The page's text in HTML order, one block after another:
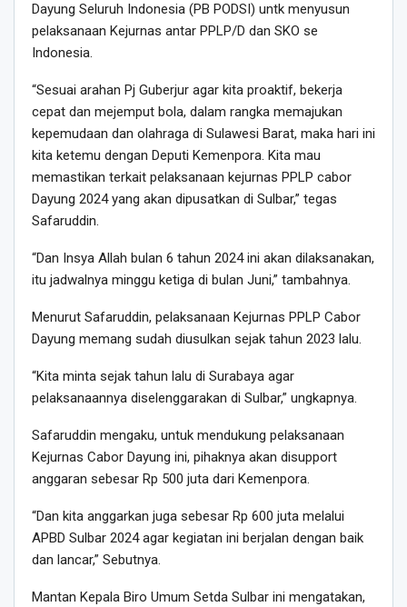
Dayung Seluruh Indonesia (PB PODSI) untk menyusun
pelaksanaan Kejurnas antar PPLP/D dan SKO se
Indonesia.
“Sesuai arahan Pj Guberjur agar kita proaktif, bekerja
cepat dan mejemput bola, dalam rangka memajukan
kepemudaan dan olahraga di Sulawesi Barat, maka hari ini
kita ketemu dengan Deputi Kemenpora. Kita mau
memastikan terkait pelaksanaan kejurnas PPLP cabor
Dayung 2024 yang akan dipusatkan di Sulbar,” tegas
Safaruddin.
“Dan Insya Allah bulan 6 tahun 2024 ini akan dilaksanakan,
itu jadwalnya minggu ketiga di bulan Juni,” tambahnya.
Menurut Safaruddin, pelaksanaan Kejurnas PPLP Cabor
Dayung memang sudah diusulkan sejak tahun 2023 lalu.
“Kita minta sejak tahun lalu di Surabaya agar
pelaksanaannya diselenggarakan di Sulbar,” ungkapnya.
Safaruddin mengaku, untuk mendukung pelaksanaan
Kejurnas Cabor Dayung ini, pihaknya akan disupport
anggaran sebesar Rp 500 juta dari Kemenpora.
“Dan kita anggarkan juga sebesar Rp 600 juta melalui
APBD Sulbar 2024 agar kegiatan ini berjalan dengan baik
dan lancar,” Sebutnya.
Mantan Kepala Biro Umum Setda Sulbar ini mengatakan,